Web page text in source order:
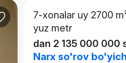
7-xonalar uy 2700
yuz metr
dan 2 135 000 000
Narx so'rov